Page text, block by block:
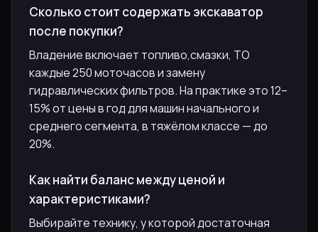
Сколько стоит содержать экскаватор
после покупки?
Владение включает топливо,смазки, ТО
каждые 250 моточасов и замену
гидравлических фильтров. На практике это 12–
15% от цены в год для машин начального и
среднего сегмента, в тяжёлом классе — до
20%.
Как найти баланс между ценой и
характеристиками?
Выбирайте технику, у которой достаточная